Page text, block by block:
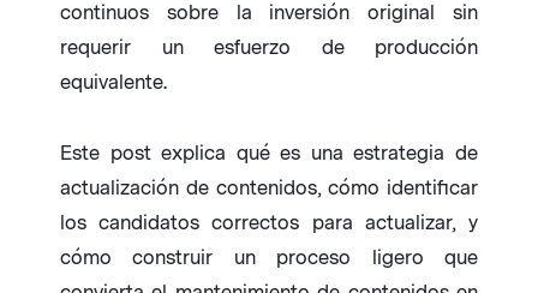
continuos sobre la inversión original sin
requerir un esfuerzo de producción
equivalente.
Este post explica qué es una estrategia de
actualización de contenidos, cómo identificar
los candidatos correctos para actualizar, y
cómo construir un proceso ligero que